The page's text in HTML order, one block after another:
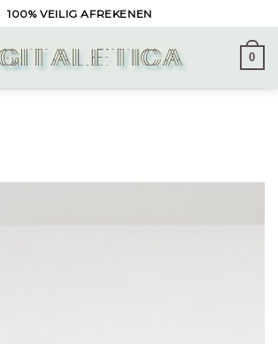
100% VEILIG AFREKENEN
0